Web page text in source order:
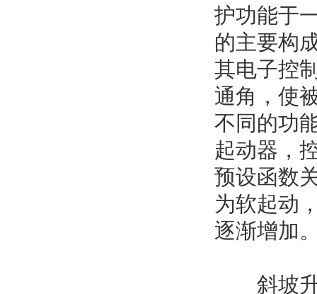
护功能于
的主要构
其电子控
通角，使
不同的功
起动器，
预设函数
为软起动
逐渐增加
斜坡升